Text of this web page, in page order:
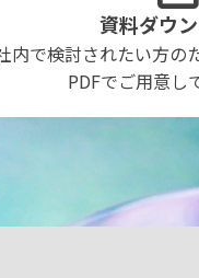
資料ダウ
内で検討されたい方の
PDFでご用意し